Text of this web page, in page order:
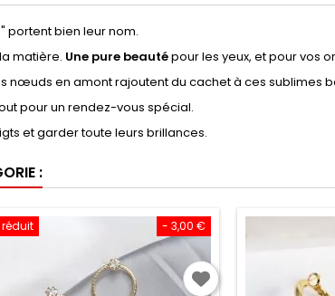
portent bien leur nom.
matière. Une pure beautépour les yeux, et pour vos
nœuds en amont rajoutent du cachet à ces sublimes
pour un rendez-vous spécial.
et garder toute leurs brillances.
:
- 3,00 €
réduit